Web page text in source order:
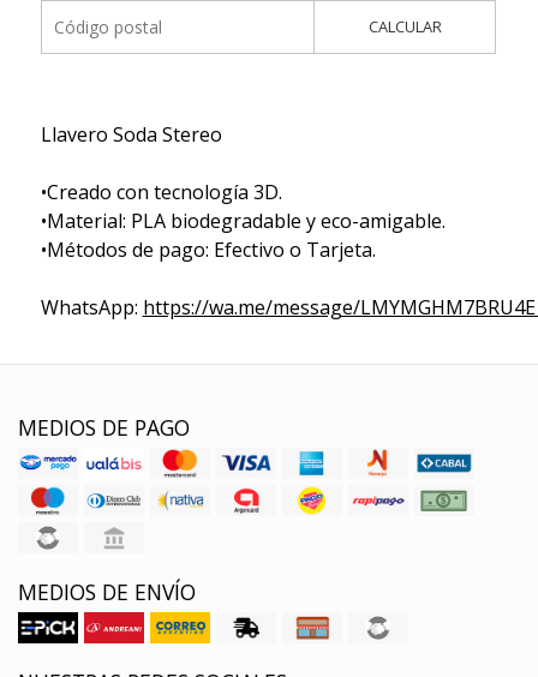
CALCULAR
Llavero Soda Stereo
•Creado con tecnología 3D.
•Material: PLA biodegradable y eco-amigable.
•Métodos de pago: Efectivo o Tarjeta.
WhatsApp: https://wa.me/message/
MEDIOS DE PAGO
MEDIOS DE ENVÍO